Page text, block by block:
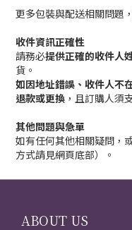
更多包裝與配送相關問題
收件資訊正確性
請務必提供正確的收件人
貨。
如因地址錯誤、收件人不
退款或更換 ，且訂購人須
其他問題與急單
如有任何其他相關疑問，
方式請見網頁底部）。
ABOUT US